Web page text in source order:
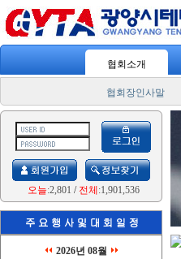
협회소개
협회장인사말
오늘:2,801 / 전체 :1,901,536
2026년 08월